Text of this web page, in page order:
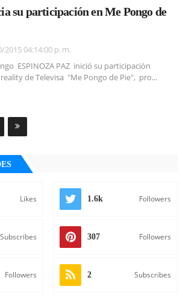
su participación en Me Pongo de
2015 04:14:00 p. m.
ESPINOZA PAZ inició su participación
de Televisa "Me Pongo de Pie", pro...
Likes 1.6k Followers
Subscribes 307 Followers
Followers 2 Subscribes